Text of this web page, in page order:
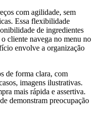
com agilidade, sem
Essa flexibilidade
de ingredientes
cliente navega no menu no
envolve a organização
de forma clara, com
imagens ilustrativas.
mais rápida e assertiva.
demonstram preocupação